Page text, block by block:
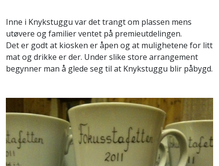
Inne i Knykstuggu var det trangt om plassen mens
utøvere og familier ventet på premieutdelingen.
Det er godt at kiosken er åpen og at mulighetene for litt
mat og drikke er der. Under slike store arrangement
begynner man å glede seg til at Knykstuggu blir påbygd.